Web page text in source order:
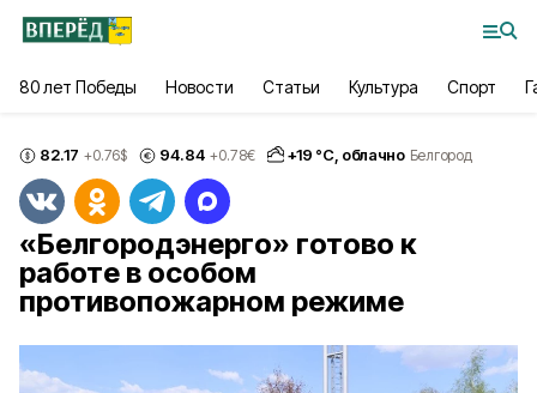
80 лет Победы Новости Статьи Культура Спорт
82.17 +0.76$ 94.84 +0.78€ +19 °С, облачно Белгород
«Белгородэнерго» готово к
работе в особом
противопожарном режиме